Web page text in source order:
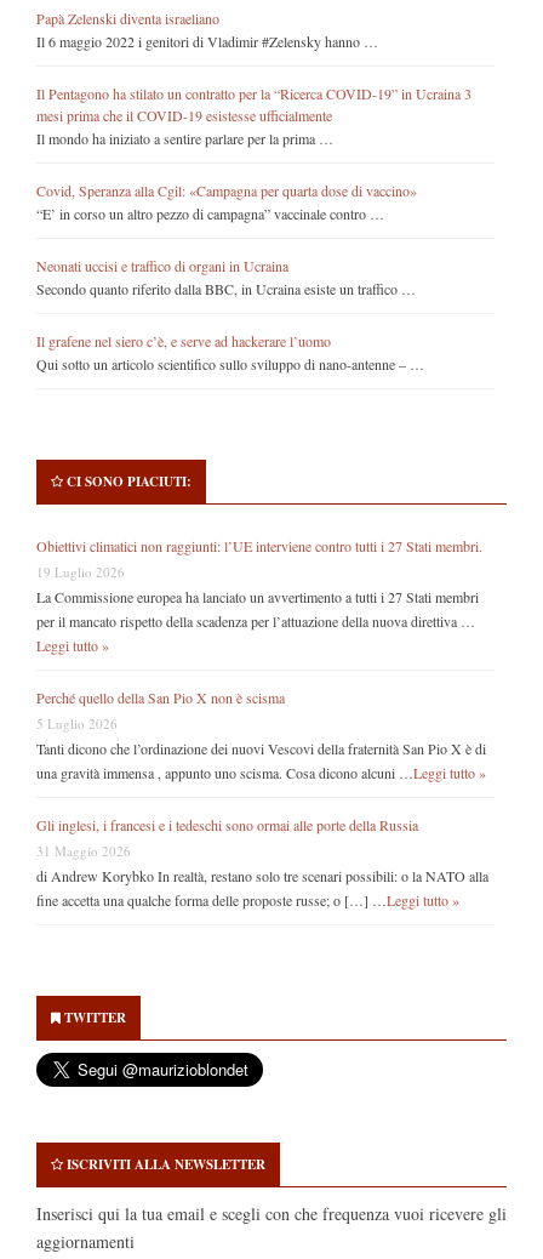
Papà Zelenski diventa israeliano
Il 6 maggio 2022 i genitori di Vladimir #Zelensky hanno …
Il Pentagono ha stilato un contratto per la “Ricerca COVID-19” in Ucraina 3
mesi prima che il COVID-19 esistesse ufficialmente
Il mondo ha iniziato a sentire parlare per la prima …
Covid, Speranza alla Cgil: «Campagna per quarta dose di vaccino»
“E’ in corso un altro pezzo di campagna” vaccinale contro …
Neonati uccisi e traffico di organi in Ucraina
Secondo quanto riferito dalla BBC, in Ucraina esiste un traffico …
Il grafene nel siero c’è, e serve ad hackerare l’uomo
Qui sotto un articolo scientifico sullo sviluppo di nano-antenne – …
CI SONO PIACIUTI:
Obiettivi climatici non raggiunti: l’UE interviene contro tutti i 27 Stati membri.
19 Luglio 2026
La Commissione europea ha lanciato un avvertimento a tutti i 27 Stati membri
per il mancato rispetto della scadenza per l’attuazione della nuova direttiva …
Leggi tutto »
Perché quello della San Pio X non è scisma
5 Luglio 2026
Tanti dicono che l’ordinazione dei nuovi Vescovi della fraternità San Pio X è di
una gravità immensa , appunto uno scisma. Cosa dicono alcuni …Leggi tutto »
Gli inglesi, i francesi e i tedeschi sono ormai alle porte della Russia
31 Maggio 2026
di Andrew Korybko In realtà, restano solo tre scenari possibili: o la NATO alla
fine accetta una qualche forma delle proposte russe; o […] …Leggi tutto »
Sidebar
TWITTER
ISCRIVITI ALLA NEWSLETTER
Inserisci qui la tua email e scegli con che frequenza vuoi ricevere gli
aggiornamenti